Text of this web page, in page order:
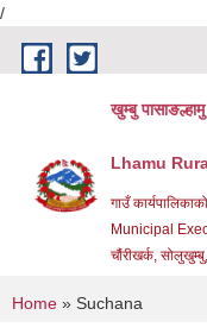
/
Skip to main content
खुम्बु
Lhamu
गाउँ
Municipal
चौंरीखर्क,
You are here
Home » Suchana